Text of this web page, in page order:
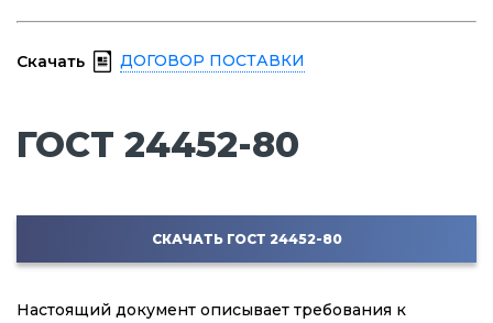
Скачать ДОГОВОР ПОСТАВКИ
ГОСТ 24452-80
СКАЧАТЬ ГОСТ 24452-80
Настоящий документ описывает требования к